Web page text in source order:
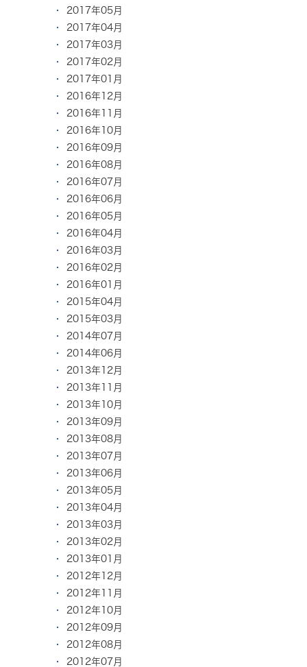
2017年05月
2017年04月
2017年03月
2017年02月
2017年01月
2016年12月
2016年11月
2016年10月
2016年09月
2016年08月
2016年07月
2016年06月
2016年05月
2016年04月
2016年03月
2016年02月
2016年01月
2015年04月
2015年03月
2014年07月
2014年06月
2013年12月
2013年11月
2013年10月
2013年09月
2013年08月
2013年07月
2013年06月
2013年05月
2013年04月
2013年03月
2013年02月
2013年01月
2012年12月
2012年11月
2012年10月
2012年09月
2012年08月
2012年07月